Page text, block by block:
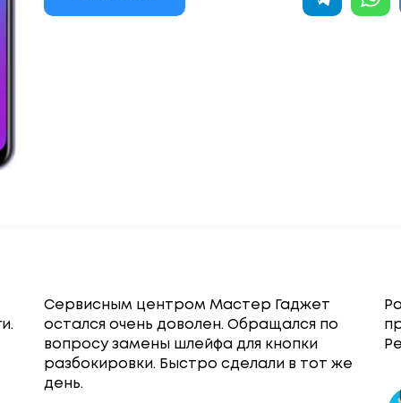
Сервисным центром Мастер Гаджет
остался очень доволен. Обращался по
вопросу замены шлейфа для кнопки
разбокировки. Быстро сделали в тот же
день.